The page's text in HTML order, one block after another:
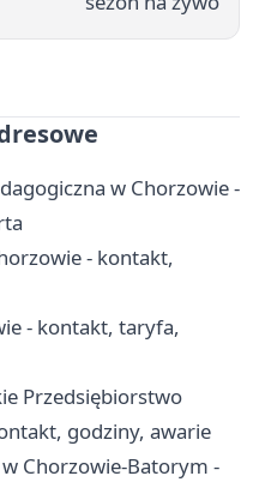
w Chorzowie -
- kontakt,
- kontakt, taryfa,
Przedsiębiorstwo
godziny, awarie
Chorzowie-Batorym -